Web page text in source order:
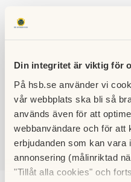
Din integritet är viktig för
På hsb.se använder vi
vår webbplats ska bli så
används även för att
webbanvändare och för att
erbjudanden som kan vara
annonsering (målinriktad
"Tillåt alla cookies" och